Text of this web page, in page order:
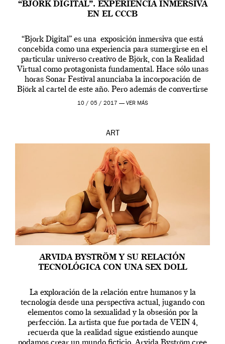
“BJÖRK DIGITAL”. EXPERIENCIA INMERSIVA
EN EL CCCB
“Bjork Digital” es una exposición inmersiva que está
concebida como una experiencia para sumergirse en el
particular universo creativo de Björk, con la Realidad
Virtual como protagonista fundamental. Hace sólo unas
horas Sonar Festival anunciaba la incorporación de
Björk al cartel de este año. Pero además de convertirse
en una de las actuaciones más relevantes […]
10 / 05 / 2017 — VER MÁS
ART
ARVIDA BYSTRÖM Y SU RELACIÓN
TECNOLÓGICA CON UNA SEX DOLL
La exploración de la relación entre humanos y la
tecnología desde una perspectiva actual, jugando con
elementos como la sexualidad y la obsesión por la
perfección. La artista que fue portada de VEIN 4,
recuerda que la realidad sigue existiendo aunque